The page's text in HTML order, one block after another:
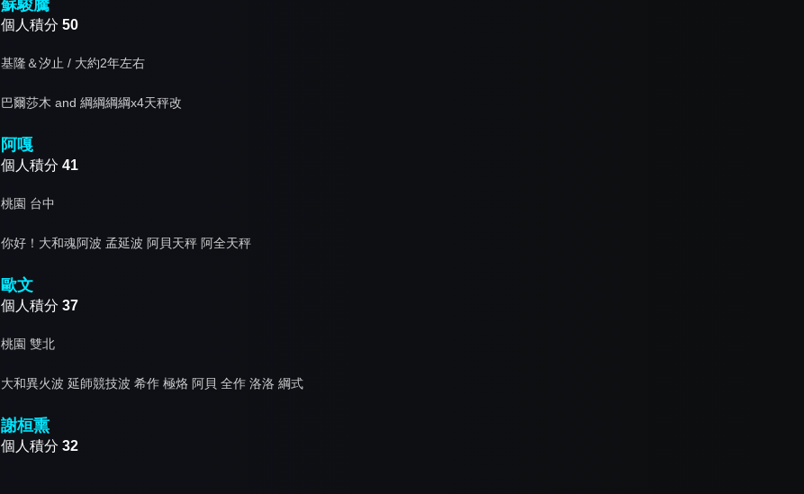
蘇駿騰
個人積分 50
基隆＆汐止 / 大約2年左右
巴爾莎木 and 綱綱綱綱x4天秤改
阿嘎
個人積分 41
桃園 台中
你好！大和魂阿波 孟延波 阿貝天秤 阿全天秤
歐文
個人積分 37
桃園 雙北
大和異火波 延師競技波 希作 極烙 阿貝 全作 洛洛 綱式
謝桓熏
個人積分 32